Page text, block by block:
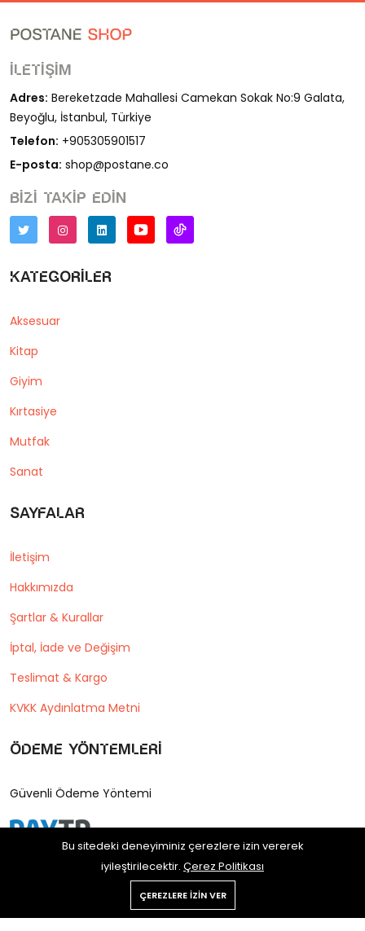
İletişim
Adres: Bereketzade Mahallesi Camekan Sokak No:9 Galata,
Beyoğlu, İstanbul, Türkiye
Telefon: +905305901517
E-posta: shop@postane.co
Bizi takip edin
Kategoriler
Aksesuar
Kitap
Giyim
Kırtasiye
Mutfak
Sanat
Sayfalar
İletişim
Hakkımızda
Şartlar & Kurallar
İptal, İade ve Değişim
Teslimat & Kargo
KVKK Aydınlatma Metni
Ödeme Yöntemleri
Güvenli Ödeme Yöntemi
Copyright © 2025 Postane Shop
Tüm hakları saklıdır.
Bu sitedeki deneyiminiz çerezlere izin vererek
iyileştirilecektir. Çerez Politikası
ÇEREZLERE IZIN VER